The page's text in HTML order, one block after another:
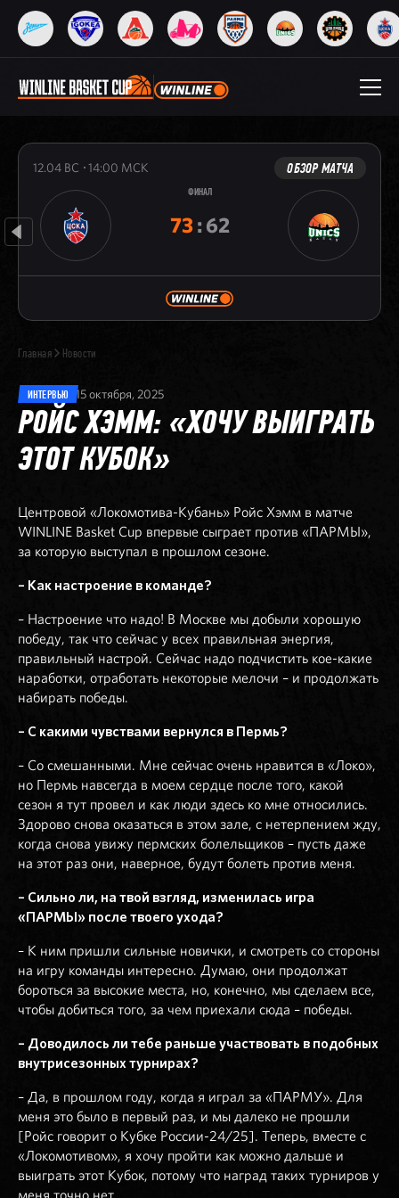
12.04 ВС 14:00 МСК ОБЗОР МАТЧА
ФИНАЛ
73:62
Главная Новости
ИНТЕРВЬЮ 15 октября, 2025
РОЙС ХЭММ: «ХОЧУ ВЫИГРАТЬ
ЭТОТ КУБОК»
Центровой «Локомотива-Кубань» Ройс Хэмм в матче
WINLINE Basket Cup впервые сыграет против «ПАРМЫ»,
за которую выступал в прошлом сезоне.
– Как настроение в команде?
– Настроение что надо! В Москве мы добыли хорошую
победу, так что сейчас у всех правильная энергия,
правильный настрой. Сейчас надо подчистить кое-какие
наработки, отработать некоторые мелочи – и продолжать
набирать победы.
– С какими чувствами вернулся в Пермь?
– Со смешанными. Мне сейчас очень нравится в «Локо»,
но Пермь навсегда в моем сердце после того, какой
сезон я тут провел и как люди здесь ко мне относились.
Здорово снова оказаться в этом зале, с нетерпением жду,
когда снова увижу пермских болельщиков – пусть даже
на этот раз они, наверное, будут болеть против меня.
– Сильно ли, на твой взгляд, изменилась игра
«ПАРМЫ» после твоего ухода?
– К ним пришли сильные новички, и смотреть со стороны
на игру команды интересно. Думаю, они продолжат
бороться за высокие места, но, конечно, мы сделаем все,
чтобы добиться того, за чем приехали сюда – победы.
– Доводилось ли тебе раньше участвовать в подобных
внутрисезонных турнирах?
– Да, в прошлом году, когда я играл за «ПАРМУ». Для
меня это было в первый раз, и мы далеко не прошли
[Ройс говорит о Кубке России-24/25]. Теперь, вместе с
«Локомотивом», я хочу пройти как можно дальше и
выиграть этот Кубок, потому что наград таких турниров у